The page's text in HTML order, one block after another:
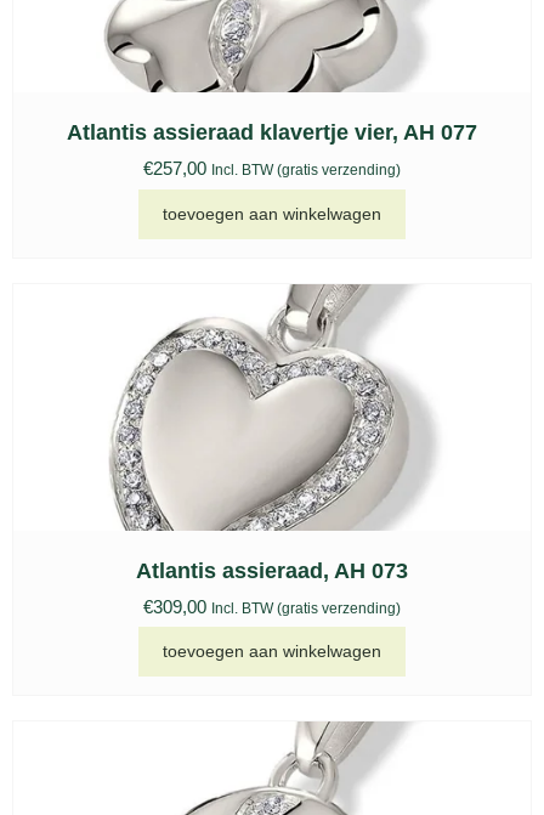
Atlantis assieraad klavertje vier, AH 077
€257,00 Incl. BTW (gratis verzending)
toevoegen aan winkelwagen
Atlantis assieraad, AH 073
€309,00 Incl. BTW (gratis verzending)
toevoegen aan winkelwagen